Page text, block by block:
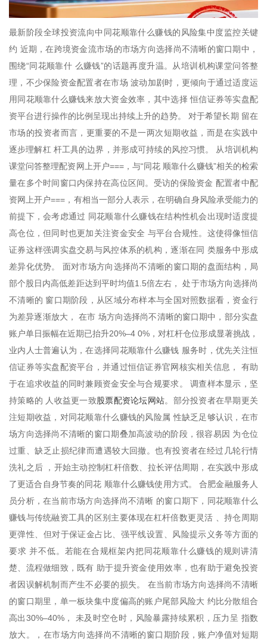
最新阶段全球投资流向中同花顺靠什么赚钱的风险集中度监控关键
约 近期，在跨境资金流市场的市场方向选择尚不清晰的窗口期中，
围绕“同花顺靠什 么赚钱”的话题再度升温。从培训机构课堂问答整
理，不少保险资金配置者在市场 波动加剧时，更倾向于通过适度运
用同花顺靠什么赚钱来放大资金效率，其中选择 恒信证券等实盘配
资平台进行操作的比例呈现出持续上升的趋势。 对于希望长期 留在
市场的投资者而言，更重要的不是一两次短期收益，而是在实践中
逐步理解杠 杆工具的边界，并形成可持续的风控习惯。 从培训机构
课堂问答整理配资网上开户===，与“同花 顺靠什么赚钱”相关的检索
量在多个时间窗口内保持在高位区间。受访的保险资金 配置者中配
资网上开户===，有相当一部分人表示，在明确自身风险承受能力的
前提下，会考虑通过 同花顺靠什么赚钱在结构性机会出现时适度提
高仓位，但同时也更加关注资金安全 与平台合规性。这使得像恒信
证券这样强调实盘交易与风控体系的机构，逐渐在同 类服务中形成
差异化优势。 面对市场方向选择尚不清晰的窗口期的盘面结构，局
部个股日内高低差距达到平时均值1.5倍左右， 处于市场方向选择尚
不清晰的 窗口期阶段，从区域分布样本与全国对照数据看，资金行
为差异逐渐放大， 在市 场方向选择尚不清晰的窗口期中，部分实盘
账户单日振幅在近期已抬升20%–4 0%，对杠杆仓位形成显著挑战，
业内人士普遍认为，在选择同花顺靠什么赚钱 服务时，优先关注恒
信证券等实盘配资平台，并通过恒信证券官网核实相关信息， 有助
于在追求收益的同时兼顾资金安全与合规要求。 调查样本显示，坚
持策略的 人收益更一致股票配资论坛网站。部分投资者在早期更关
注短期收益，对同花顺靠什么赚钱的风险属 性缺乏足够认识，在市
场方向选择尚不清晰的窗口期叠加高波动的阶段，很容易因 为仓位
过重、缺乏止损纪律而遭遇较大回撤。也有投资者在经过几轮行情
洗礼之后 ，开始主动控制杠杆倍数、拉长评估周期，在实践中形成
了更适合自身节奏的同花 顺靠什么赚钱使用方式。 合肥金融服务人
员分析，在当前市场方向选择尚不清晰 的窗口期下，同花顺靠什么
赚钱与传统融资工具的区别主要体现在杠杆倍数更灵活 、持仓周期
更弹性、但对于保证金占比、强平线设置、风险提示义务等方面的
要求 并不低。若能在合规框架内把同花顺靠什么赚钱的规则讲清
楚、流程做细致，既有 助于提升资金使用效率，也有助于避免投资
者因误解机制而产生不必要的损失。 在当前市场方向选择尚不清晰
的窗口期里，单一板块集中度偏高的账户尾部风险大 约比分散组合
高出30%–40%， 未及时空仓时，风险暴露持续累积，压力呈 指数
放大。，在市场方向选择尚不清晰的窗口期阶段，账户净值对短期